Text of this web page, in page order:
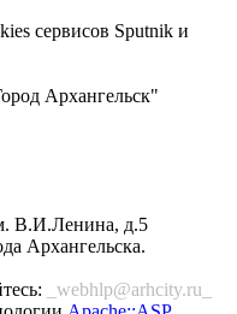
сервисов Sputnik и
Архангельск"
В.И.Ленина, д.5
Архангельска.
_webhlp@arhcity.ru_